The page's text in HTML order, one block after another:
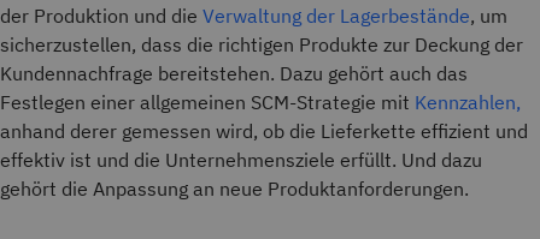
der Produktion und die Verwaltung der Lagerbestände, um
sicherzustellen, dass die richtigen Produkte zur Deckung der
Kundennachfrage bereitstehen. Dazu gehört auch das
Festlegen einer allgemeinen SCM-Strategie mit Kennzahlen,
anhand derer gemessen wird, ob die Lieferkette effizient und
effektiv ist und die Unternehmensziele erfüllt. Und dazu
gehört die Anpassung an neue Produktanforderungen.